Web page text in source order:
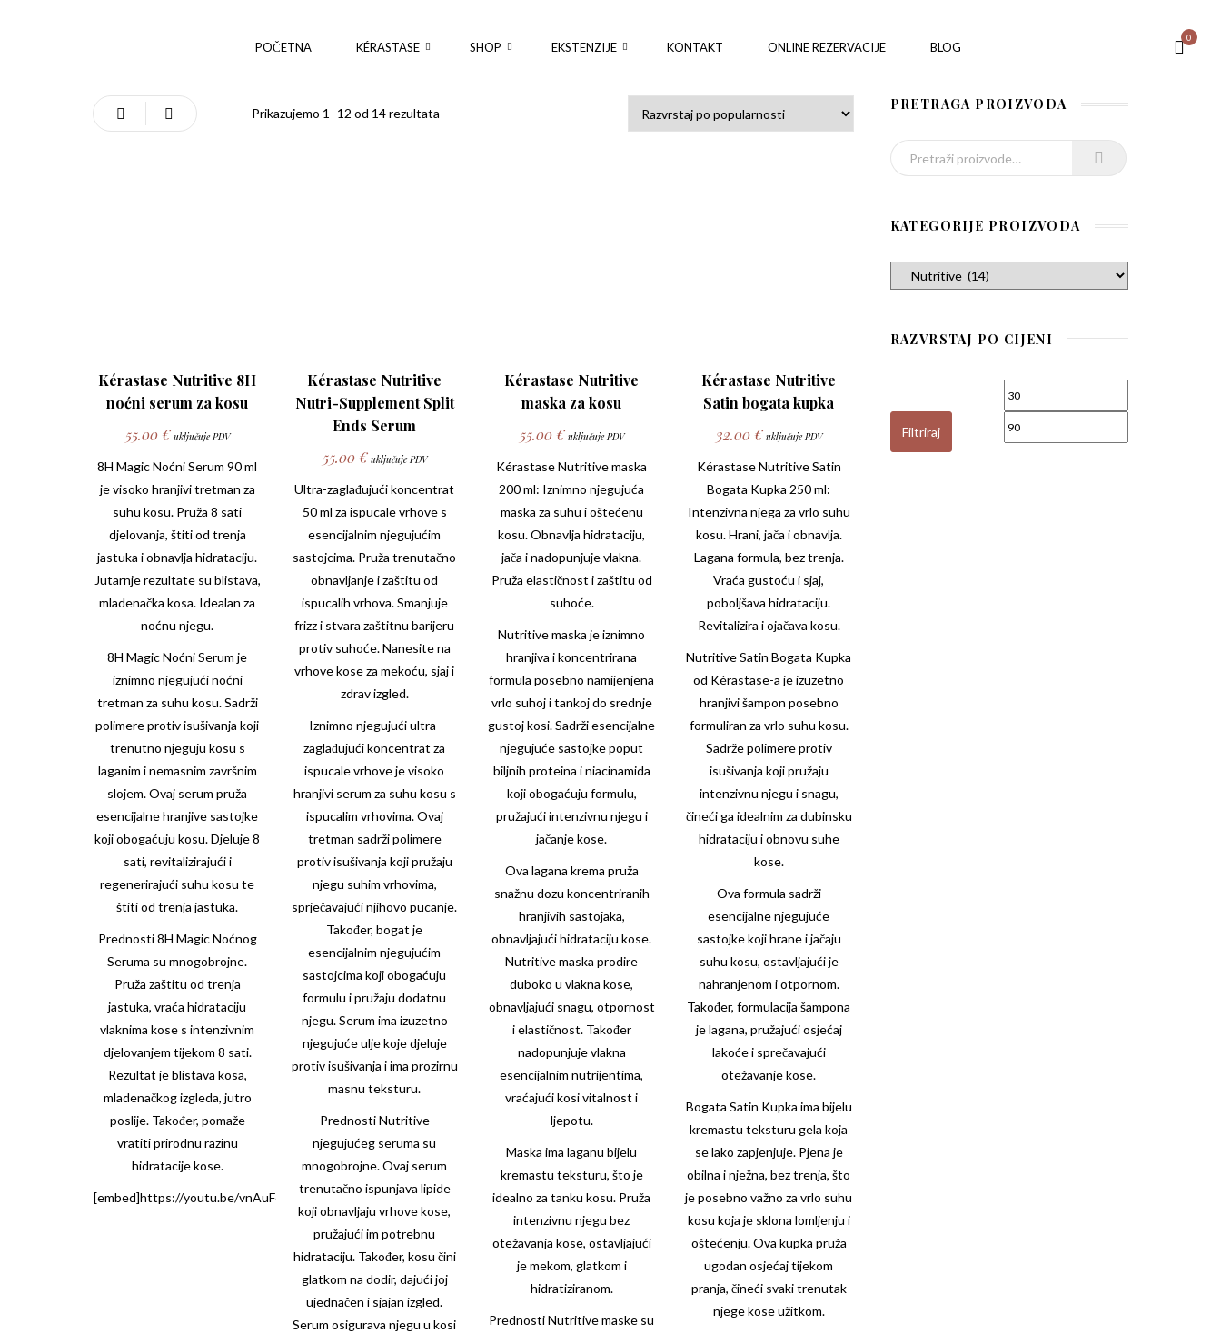
POČETNA KÉRASTASE SHOP EKSTENZIJE KONTAKT ONLINE REZERVACIJE BLOG
0
Prikazujemo 1–12 od 14 rezultata
Kérastase Nutritive 8H
noćni serum za kosu
55.00 € uključuje PDV
8H Magic Noćni Serum 90 ml
je visoko hranjivi tretman za
suhu kosu. Pruža 8 sati
djelovanja, štiti od trenja
jastuka i obnavlja hidrataciju.
Jutarnje rezultate su blistava,
mladenačka kosa. Idealan za
noćnu njegu.
8H Magic Noćni Serum je
iznimno njegujući noćni
tretman za suhu kosu. Sadrži
polimere protiv isušivanja koji
trenutno njeguju kosu s
laganim i nemasnim završnim
slojem. Ovaj serum pruža
esencijalne hranjive sastojke
koji obogaćuju kosu. Djeluje 8
sati, revitalizirajući i
regenerirajući suhu kosu te
štiti od trenja jastuka.
Prednosti 8H Magic Noćnog
Seruma su mnogobrojne.
Pruža zaštitu od trenja
jastuka, vraća hidrataciju
vlaknima kose s intenzivnim
djelovanjem tijekom 8 sati.
Rezultat je blistava kosa,
mladenačkog izgleda, jutro
poslije. Također, pomaže
vratiti prirodnu razinu
hidratacije kose.
[embed]https://youtu.be/vnAuF6gtDbE[/embed]
Kérastase Nutritive
Nutri-Supplement Split
Ends Serum
55.00 € uključuje PDV
Ultra-zaglađujući koncentrat
50 ml za ispucale vrhove s
esencijalnim njegujućim
sastojcima. Pruža trenutačno
obnavljanje i zaštitu od
ispucalih vrhova. Smanjuje
frizz i stvara zaštitnu barijeru
protiv suhoće. Nanesite na
vrhove kose za mekoću, sjaj i
zdrav izgled.
Iznimno njegujući ultra-
zaglađujući koncentrat za
ispucale vrhove je visoko
hranjivi serum za suhu kosu s
ispucalim vrhovima. Ovaj
tretman sadrži polimere
protiv isušivanja koji pružaju
njegu suhim vrhovima,
sprječavajući njihovo pucanje.
Također, bogat je
esencijalnim njegujućim
sastojcima koji obogaćuju
formulu i pružaju dodatnu
njegu. Serum ima izuzetno
njegujuće ulje koje djeluje
protiv isušivanja i ima prozirnu
masnu teksturu.
Prednosti Nutritive
njegujućeg seruma su
mnogobrojne. Ovaj serum
trenutačno ispunjava lipide
koji obnavljaju vrhove kose,
pružajući im potrebnu
hidrataciju. Također, kosu čini
glatkom na dodir, dajući joj
ujednačen i sjajan izgled.
Serum osigurava njegu u kosi
Kérastase Nutritive
maska za kosu
55.00 € uključuje PDV
Kérastase Nutritivemaska
200 ml: Iznimno njegujuća
maska za suhu i oštećenu
kosu. Obnavlja hidrataciju,
jača i nadopunjuje vlakna.
Pruža elastičnost i zaštitu od
suhoće.
Nutritive maska je iznimno
hranjiva i koncentrirana
formula posebno namijenjena
vrlo suhoj i tankoj do srednje
gustoj kosi. Sadrži esencijalne
njegujuće sastojke poput
biljnih proteina i niacinamida
koji obogaćuju formulu,
pružajući intenzivnu njegu i
jačanje kose.
Ova lagana krema pruža
snažnu dozu koncentriranih
hranjivih sastojaka,
obnavljajući hidrataciju kose.
Nutritive maska prodire
duboko u vlakna kose,
obnavljajući snagu, otpornost
i elastičnost. Također
nadopunjuje vlakna
esencijalnim nutrijentima,
vraćajući kosi vitalnost i
ljepotu.
Maska ima laganu bijelu
kremastu teksturu, što je
idealno za tanku kosu. Pruža
intenzivnu njegu bez
otežavanja kose, ostavljajući
je mekom, glatkom i
hidratiziranom.
Prednosti Nutritive maske su
Kérastase Nutritive
Satin bogata kupka
32.00 € uključuje PDV
Kérastase Nutritive Satin
Bogata Kupka 250 ml:
Intenzivna njega za vrlo suhu
kosu. Hrani, jača i obnavlja.
Lagana formula, bez trenja.
Vraća gustoću i sjaj,
poboljšava hidrataciju.
Revitalizira i ojačava kosu.
Nutritive Satin Bogata Kupka
od Kérastase-a je izuzetno
hranjivi šampon posebno
formuliran za vrlo suhu kosu.
Sadrže polimere protiv
isušivanja koji pružaju
intenzivnu njegu i snagu,
čineći ga idealnim za dubinsku
hidrataciju i obnovu suhe
kose.
Ova formula sadrži
esencijalne njegujuće
sastojke koji hrane i jačaju
suhu kosu, ostavljajući je
nahranjenom i otpornom.
Također, formulacija šampona
je lagana, pružajući osjećaj
lakoće i sprečavajući
otežavanje kose.
Bogata Satin Kupka ima bijelu
kremastu teksturu gela koja
se lako zapjenjuje. Pjena je
obilna i nježna, bez trenja, što
je posebno važno za vrlo suhu
kosu koja je sklona lomljenju i
oštećenju. Ova kupka pruža
ugodan osjećaj tijekom
pranja, čineći svaki trenutak
njege kose užitkom.
PRETRAGA PROIZVODA
Pretraži:
KATEGORIJE PROIZVODA
RAZVRSTAJ PO CIJENI
Min cijena
Filtriraj